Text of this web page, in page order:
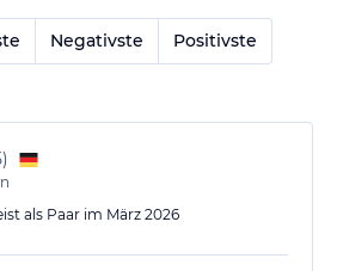
Negativste Positivste
)
als Paar im März 2026